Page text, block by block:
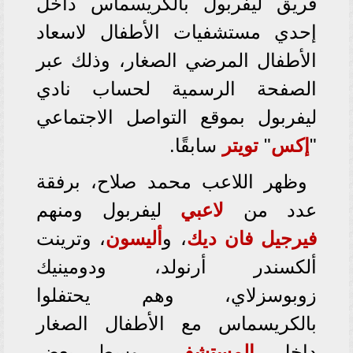
إحدي مستشفيات الأطفال لاسعاد
الأطفال المرضي الصغار، وذلك عبر
الصفحة الرسمية لحساب نادي
ليفربول بموقع التواصل الاجتماعي
" إكس" تويتر سابقًا.
وظهر اللاعب محمد صلاح، برفقة
عدد من لاعبي ليفربول ومنهم
فيرجيل فان ديك، و أليسون، وترينت
ألكسندر أرنولد، ودومينيك
زوبوسزلاي، وهم يحتفلوا
بالكريسماس مع الأطفال الصغار